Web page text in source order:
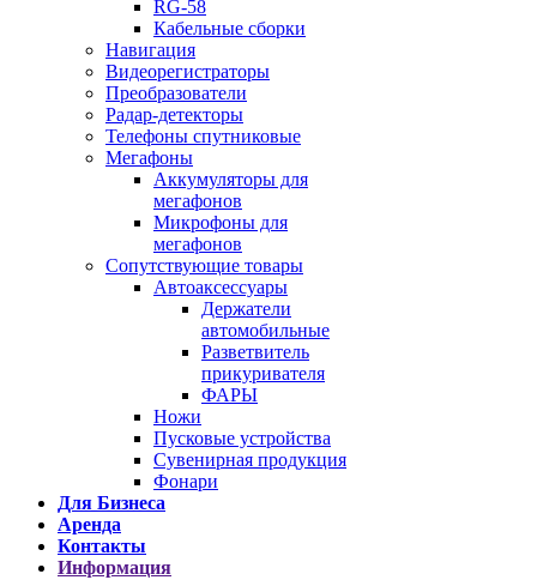
RG-58
Кабельные сборки
Навигация
Видеорегистраторы
Преобразователи
Радар-детекторы
Телефоны спутниковые
Мегафоны
Аккумуляторы для
мегафонов
Микрофоны для
мегафонов
Сопутствующие товары
Автоаксессуары
Держатели
автомобильные
Разветвитель
прикуривателя
ФАРЫ
Ножи
Пусковые устройства
Сувенирная продукция
Фонари
Для Бизнеса
Аренда
Контакты
Информация